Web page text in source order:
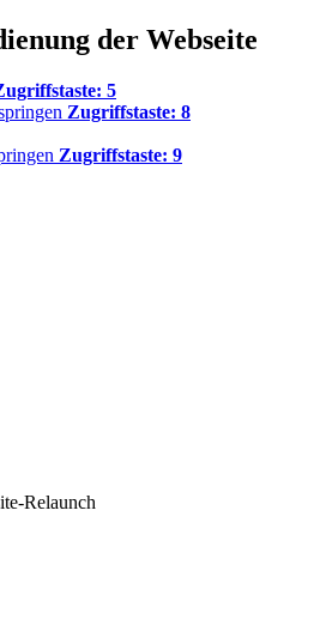
der Webseite
5
Zugriffstaste: 8
Zugriffstaste: 9
Relaunch